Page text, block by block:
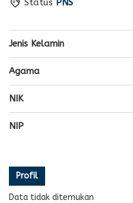
Status PNS
Jenis Kelamin
Agama
NIK
NIP
Profil
Data tidak ditemukan